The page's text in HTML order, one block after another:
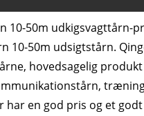
10-50m udkigsvagttårn-
10-50m udsigtstårn.
hovedsagelig
en god pris og et